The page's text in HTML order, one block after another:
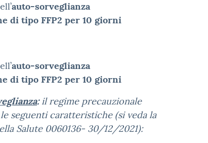
auto-sorveglianza
di tipo FFP2 per 10 giorni
auto-sorveglianza
di tipo FFP2 per 10 giorni
:il regime precauzionale
seguenti caratteristiche (si veda la
Salute 0060136- 30/12/2021):